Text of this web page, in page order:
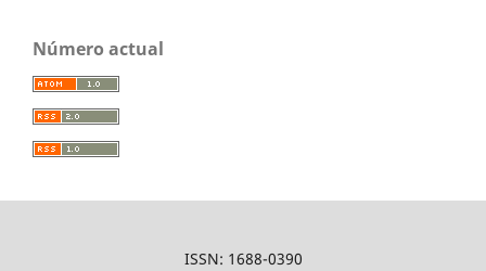
Número actual
ISSN: 1688-0390